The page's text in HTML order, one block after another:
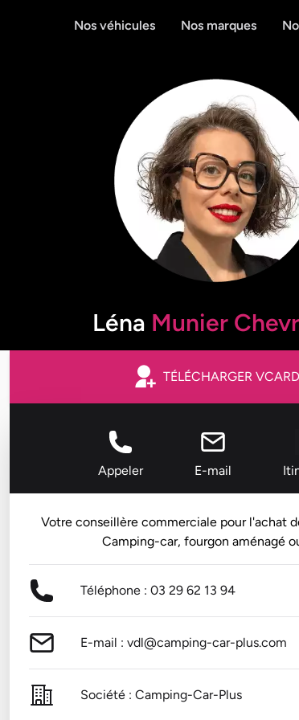
Nos véhicules Nos marques
Léna Munier
TÉLÉCHARGER VCARD
Appeler E-mail
Votre conseillère commerciale pour l'achat
Camping-car, fourgon aménagé
Téléphone : 03 29 62 13 94
E-mail : vdl@camping-car-plus.com
Société : Camping-Car-Plus